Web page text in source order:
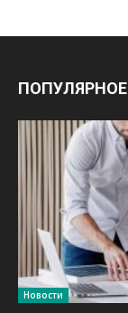
ПОПУЛЯРНОЕ
Новости